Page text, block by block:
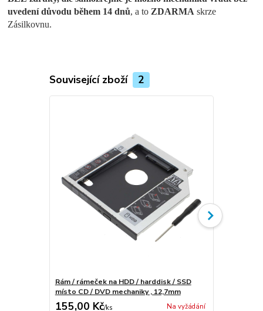
uvedení důvodu během 14 dnů, a to ZDARMA skrze
Zásilkovnu.
Související zboží 2
Rám / rámeček na HDD / harddisk / SSD
místo CD / DVD mechaniky , 12,7mm
155,00 Kč/ks Na vyžádání